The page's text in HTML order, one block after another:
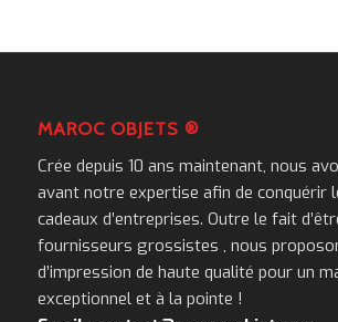
MAROC OBJETS ®
Crée depuis 10 ans maintenant, nous
avant notre expertise afin de conquérir
cadeaux d’entreprises. Outre le fait
fournisseurs grossistes , nous
d’impression de haute qualité pour un
exceptionnel et à la pointe !